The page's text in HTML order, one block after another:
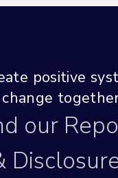
positive
change
our